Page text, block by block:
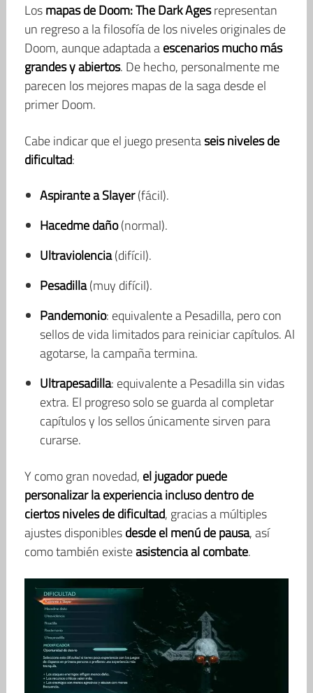
Losmapas de Doom: The Dark Agesrepresentan
un regreso a la filosofía de los niveles originales de
Doom, aunque adaptada aescenarios mucho más
grandes y abiertos. De hecho, personalmente me
parecen los mejores mapas de la saga desde el
primer Doom.
Cabe indicar que el juego presentaseis niveles de
dificultad:
Aspirante a Slayer(fácil).
Hacedme daño(normal).
Ultraviolencia(difícil).
Pesadilla(muy difícil).
Pandemonio: equivalente a Pesadilla, pero con
sellos de vida limitados para reiniciar capítulos. Al
agotarse, la campaña termina.
Ultrapesadilla: equivalente a Pesadilla sin vidas
extra. El progreso solo se guarda al completar
capítulos y los sellos únicamente sirven para
curarse.
Y como gran novedad, el jugador puede
personalizar la experiencia incluso dentro de
ciertos niveles de dificultad, gracias a múltiples
ajustes disponiblesdesde el menú de pausa, así
como también existeasistencia al combate.